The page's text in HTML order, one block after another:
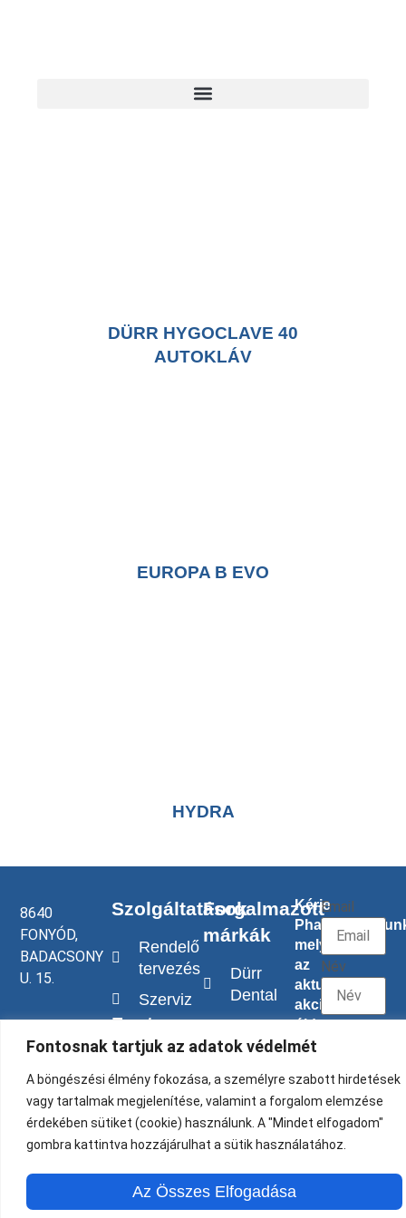
Fontosnak tartjuk az adatok védelmét
A böngészési élmény fokozása, a személyre szabott hirdetések
vagy tartalmak megjelenítése, valamint a forgalom elemzése
érdekében sütiket (cookie) használunk. A "Mindet elfogadom"
gombra kattintva hozzájárulhat a sütik használatához.
Az Összes Elfogadása
DÜRR HYGOCLAVE 40
AUTOKLÁV
EUROPA B EVO
HYDRA
8640
FONYÓD,
BADACSONY
U. 15.
Kövessen
bennünket!
Szolgáltatások
Rendelő
tervezés
Szerviz
Fontos
linkek
Adatkezelési
Tájékoztató
Általános
Feltételek
Forgalmazott
márkák
Dürr
Dental
OMS
Techno-
Gaz
Owandy
Cattani
W&H
Mectron
Kérje
melyben
az
aktuális
akcióinkról,
újdonágainkról
tájékoztatjuk.
Email
Név